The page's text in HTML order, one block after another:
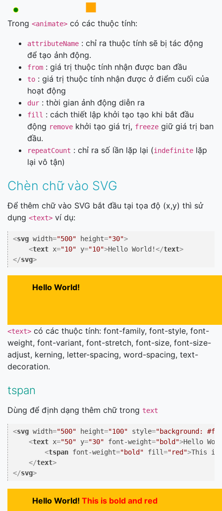
Trong <animate> có các thuộc tính:
attributeName : chỉ ra thuộc tính sẽ bị tác động
để tạo ảnh động.
from : giá trị thuộc tính nhận được ban đầu
to : giá trị thuộc tính nhận được ở điểm cuối của
hoạt động
dur : thời gian ảnh động diễn ra
fill : cách thiết lập khởi tạo tạo khi bắt đầu
động remove khởi tạo giá trị, freeze giữ giá trị ban
đầu.
repeatCount : chỉ ra số lần lặp lại (indefinite lặp
lại vô tận)
Chèn chữ vào SVG
Để thêm chữ vào SVG bắt đầu tại tọa độ (x,y) thì sử
dụng <text> ví dụ:
<svg width="500" height="30">
<text x="10" y="10">Hello World!</text>
</svg>
Hello World!
<text> có các thuộc tính: font-family, font-style, font-
weight, font-variant, font-stretch, font-size, font-size-
adjust, kerning, letter-spacing, word-spacing, text-
decoration.
tspan
Dùng để định dạng thêm chữ trong text
<svg width="500" height="100" style="background:
<text x="50" y="30" font-weight="bold">Hello
<tspan font-weight="bold" fill="red">This is
</text>
</svg>
Hello World! This is bold and red